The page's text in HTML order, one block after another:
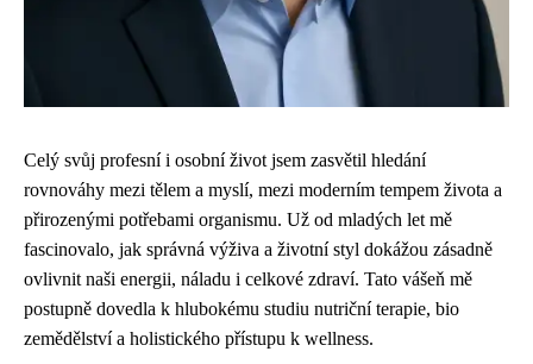
Celý svůj profesní i osobní život jsem zasvětil hledání
rovnováhy mezi tělem a myslí, mezi moderním tempem života a
přirozenými potřebami organismu. Už od mladých let mě
fascinovalo, jak správná výživa a životní styl dokážou zásadně
ovlivnit naši energii, náladu i celkové zdraví. Tato vášeň mě
postupně dovedla k hlubokému studiu nutriční terapie, bio
zemědělství a holistického přístupu k wellness.